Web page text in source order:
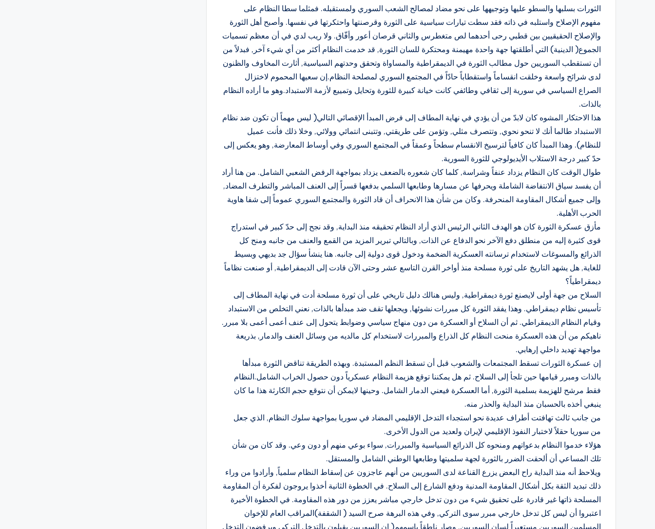
الثورات بسلبها والسطو عليها وتوجيهها على نحو مضاد لمصالح الشعب السوري ولمستقبله. فمثلما سطا النظام على
مفهوم الإصلاح واستلبه في ذاته فقد سطت تيارات سياسية على الثورة وقرصنتها واحتكرتها في نفسها. وأصبح أهل الثورة
والإصلاح الحقيقيين بين قطبي رحى أحدهما لص متغطرس والثاني قرصان أعور وأفّاق. ولا ريب لدي في أن معظم تسميات
الجموع( الدينية) التي أطلقتها جهة واحدة مهيمنة ومحتكرة للسان الثورة, قد خدمت النظام أكثر من أي شيء آخر, فبدلاً من
أن تستقطب السوريين حول مطالب الثورة في الديمقراطية والمساواة وتحقق وحدتهم السياسية, أثارت المخاوف والظنون
لدى شرائح واسعة وخلقت انقساماً واستقطاباً حادّاً في المجتمع السوري لمصلحة النظام.إن سعيها المحموم لاختزال
الصراع السياسي في سورية إلى ثقافي وطائفي كانت خيانة كبيرة للثورة وتحايل وتمييع لأزمة الاستبداد.وهو ما أراده النظام
بالذات.
هذا الاحتكار المشوه كان لابدّ من أن يؤدي في نهاية المطاف إلى فرض المبدأ الإقصائي التالي( ليس مهماً أن تكون ضد نظام
الاستبداد طالما أنك لا تنحو نحوي, وتتصرف مثلي, وتؤمن على طريقتي, وتتبنى انتمائي وولائي, وخلا ذلك فأنت عميل
للنظام). وهذا المبدأ كان كافياً لترسيخ الانقسام سطحاً وعمقاً في المجتمع السوري وفي أوساط المعارضة, وهو يعكس إلى
حدّ كبير درجة الاستلاب الأيديولوجي للثورة السورية.
طوال الوقت كان النظام يزداد عنفاً وشراسة, كلما كان شعوره بالضعف يزداد بمواجهة الرفض الشعبي الشامل. من هنا أراد
أن يفسد سياق الانتفاضة الشاملة ويحرفها عن مسارها وطابعها السلمي بدفعها قسراً إلى العنف المباشر والتطرف المضاد,
وإلى جميع أشكال المقاومة المنحرفة. وكان من شأن هذا الانحراف أن قاد الثورة والمجتمع السوري عموماً إلى شفا هاوية
الحرب الأهلية.
مأزق عسكرة الثورة كان هو الهدف الثاني الرئيس الذي أراد النظام تحقيقه منذ البداية, وقد نجح إلى حدّ كبير في استدراج
قوى كثيرة إليه من منطلق دفع الآخر نحو الدفاع عن الذات, وبالتالي تبرير المزيد من القمع والعنف من جانبه ومنح كل
الذرائع والمسوغات لاستخدام ترسانته العسكرية الضخمة ودخول قوى دولية إلى جانبه. هنا ينشأ سؤال جد بديهي وبسيط
للغاية, هل يشهد التاريخ على ثورة مسلحة منذ أواخر القرن التاسع عشر وحتى الآن قادت إلى الديمقراطية, أو صنعت نظاماً
ديمقراطياً؟
السلاح من جهة أولى لايصنع ثورة ديمقراطية, وليس هنالك دليل تاريخي على أن ثورة مسلحة أدت في نهاية المطاف إلى
تأسيس نظام ديمقراطي. وهذا يفقد الثورة كل مبررات نشوئها, ويجعلها تقف ضد مبدأها بالذات, نعني التخلص من الاستبداد
وقيام النظام الديمقراطي. ثم أن السلاح أو العسكرة من دون منهاج سياسي وضوابط يتحول إلى عنف أعمى أعمى بلا مبرر.
ناهيكم من أن هذه العسكرة منحت النظام كل الذراع والمبررات لاستخدام كل مالديه من وسائل العنف والدمار, بذريعة
مواجهة تهديد داخلي إرهابي.
إن عسكرة الثورات تسقط المجتمعات والشعوب قبل أن تسقط النظم المستبدة. وبهذه الطريقة تناقض الثورة مبدأها
بالذات ومبرر قيامها حين تلجأ إلى السلاح. ثم هل يمكننا توقع هزيمة النظام عسكرياً دون حصول الخراب الشامل.النظام
فقط مرشح للهزيمة بسلمية الثورة, أما العسكرة فيعني الدمار الشامل. وحينها لايمكن أن نتوقع حجم الكارثة هذا ما كان
ينبغي أخذه بالحسبان منذ البداية والحذر منه.
من جانب ثالث تهافتت أطراف عديدة نحو استجداء التدخل الإقليمي المضاد في سوريا بمواجهة سلوك النظام, الذي جعل
من سوريا حقلاً لاختبار النفوذ الإقليمي لإيران ولعديد من الدول الأخرى.
هؤلاء خدموا النظام بدعواتهم ومنحوه كل الذرائع السياسية والمبررات, سواء بوعي منهم أو دون وعي. وقد كان من شأن
تلك المساعي أن ألحقت الضرر بالثورة لجهة سلميتها وطابعها الوطني الشامل والمستقل.
ويلاحظ أنه منذ البداية راح البعض يزرع القناعة لدى السوريين من أنهم عاجزون عن إسقاط النظام سلمياً, وأرادوا من وراء
ذلك تبديد الثقة بكل أشكال المقاومة المدنية ودفع الشارع إلى السلاح. في الخطوة الثانية أخذوا يروجون لفكرة أن المقاومة
المسلحة ذاتها غير قادرة على تحقيق شيء من دون تدخل خارجي مباشر يعزز من دور هذه المقاومة. في الخطوة الأخيرة
اعتبروا أن ليس كل تدخل خارجي مبرر سوى التركي, وفي هذه البرهة صرح السيد ( الشقفة)المراقب العام للإخوان
المسلمين السوريين مستعيراً لسان السوريين, وصار ناطقاً باسمهم( إن السوريين يقبلون بالتدخل التركي ويرفضون التدخل